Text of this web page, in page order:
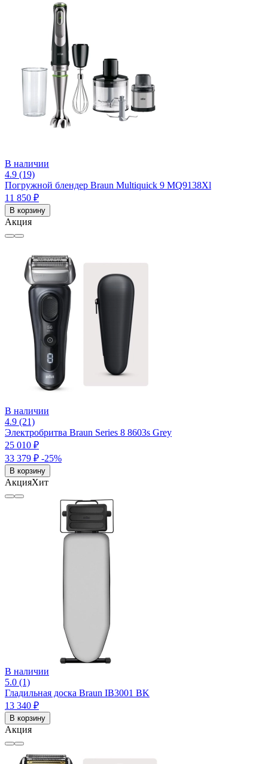
В наличии
4.9 (19)
Погружной блендер Braun Multiquick 9 MQ9138Xl
11 850 ₽
В корзину
Акция
В наличии
4.9 (21)
Электробритва Braun Series 8 8603s Grey
25 010 ₽
33 379 ₽ -25%
В корзину
АкцияХит
В наличии
5.0 (1)
Гладильная доска Braun IB3001 BK
13 340 ₽
В корзину
Акция